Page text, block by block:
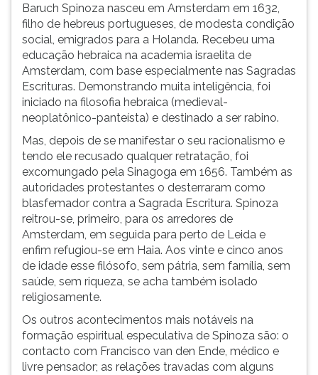
Baruch Spinoza nasceu em Amsterdam em 1632,
filho de hebreus portugueses, de modesta condição
social, emigrados para a Holanda. Recebeu uma
educação hebraica na academia israelita de
Amsterdam, com base especialmente nas Sagradas
Escrituras. Demonstrando muita inteligência, foi
iniciado na filosofia hebraica (medieval-
neoplatônico-panteísta) e destinado a ser rabino.
Mas, depois de se manifestar o seu racionalismo e
tendo ele recusado qualquer retratação, foi
excomungado pela Sinagoga em 1656. Também as
autoridades protestantes o desterraram como
blasfemador contra a Sagrada Escritura. Spinoza
reitrou-se, primeiro, para os arredores de
Amsterdam, em seguida para perto de Leida e
enfim refugiou-se em Haia. Aos vinte e cinco anos
de idade esse filósofo, sem pátria, sem família, sem
saúde, sem riqueza, se acha também isolado
religiosamente.
Os outros acontecimentos mais notáveis na
formação espiritual especulativa de Spinoza são: o
contacto com Francisco van den Ende, médico e
livre pensador; as relações travadas com alguns